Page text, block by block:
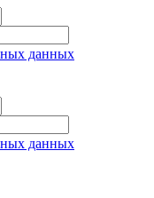
данных
данных